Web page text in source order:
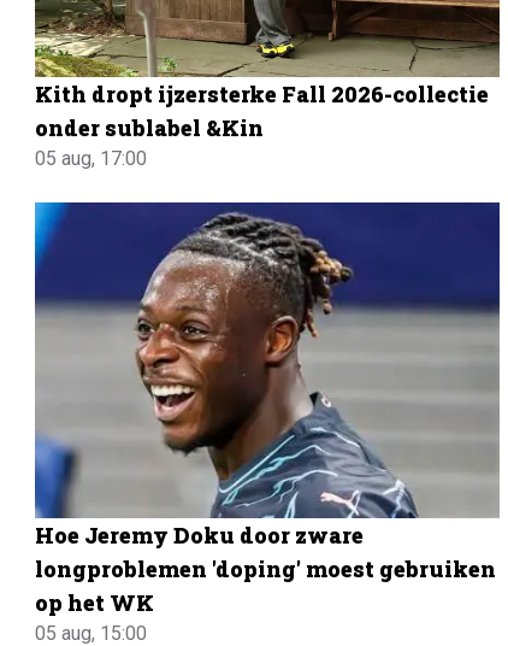
Kith dropt ijzersterke Fall 2026-collectie
onder sublabel &Kin
05 aug, 17:00
Hoe Jeremy Doku door zware
longproblemen 'doping' moest gebruiken
op het WK
05 aug, 15:00